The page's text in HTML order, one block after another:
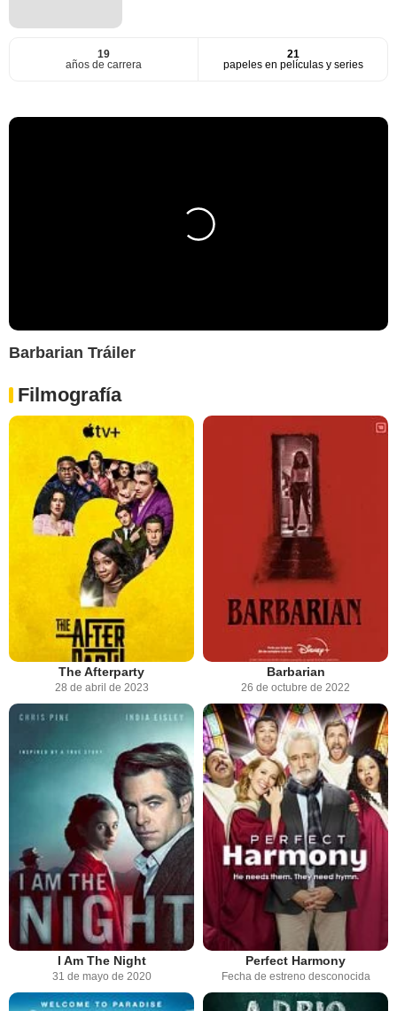
19
años de carrera
21
papeles en películas y series
Barbarian Tráiler
Filmografía
The Afterparty
28 de abril de 2023
Barbarian
26 de octubre de 2022
I Am The Night
31 de mayo de 2020
Perfect Harmony
Fecha de estreno desconocida